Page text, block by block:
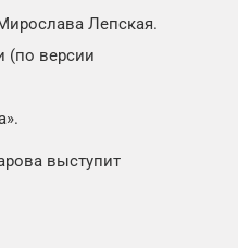
Лепская.
(по версии
выступит